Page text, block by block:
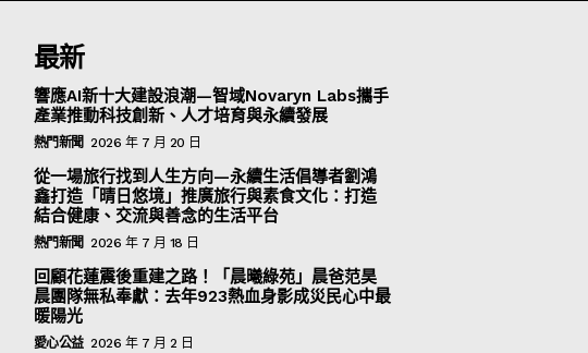
最新
響應AI新十大建設浪潮—智域Novaryn Labs攜手
產業推動科技創新、人才培育與永續發展
熱門新聞 2026 年 7 月 20 日
從一場旅行找到人生方向—永續生活倡導者劉鴻
鑫打造「晴日悠境」推廣旅行與素食文化：打造
結合健康、交流與善念的生活平台
熱門新聞 2026 年 7 月 18 日
回顧花蓮震後重建之路！「晨曦綠苑」晨爸范昊
晨團隊無私奉獻：去年923熱血身影成災民心中最
暖陽光
愛心公益 2026 年 7 月 2 日